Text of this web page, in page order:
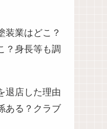
装業はどこ？
？身長等も調
退店した理由
ある？クラブ